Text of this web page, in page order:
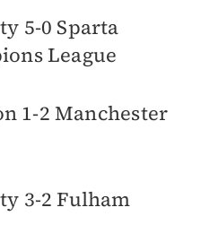
5-0 Sparta
League
1-2 Manchester
3-2 Fulham